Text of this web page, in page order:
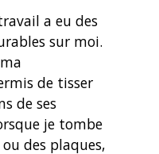
a eu des
sur moi.
de tisser
de ses
je tombe
des plaques,